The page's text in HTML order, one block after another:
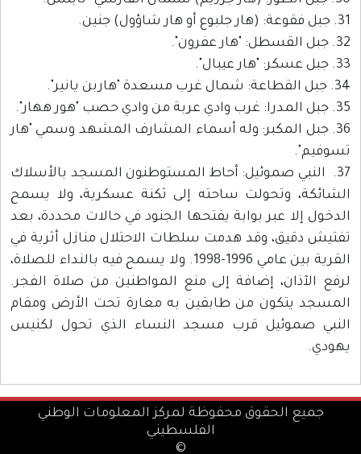
31. جبل فقوعة: (هار جلبوع أو هار شاؤول) جنين.
32. جبل القسطل: "هار عفرون".
33. جبل عسكر: "هار عيبال".
34. جبل القطاعة: شمال غرب مسعدة "هاربن يانير".
35. جبل المدرا: غرب وادي عربة من وادي حصب "هور ههار".
36. جبل المكبر: وله أسماء المشارف المشهد وسمي "هار
تسوفيم".
37. النبي صموئيل: أحاط المستوطنون المسجد بالأسلاك
الشائكة، وتحولت ساحته إلى ثكنة عسكرية، ولا يسمح
الدخول إلا عبر بوابة يفتحها الجنود في حالات محددة، بعد
تفتيش دقيق، وقد هدمت سلطات الاحتلال منازل أثرية في
القرية بين عامي 1996-1998. ولا يسمح فيه بالنداء للصلاة،
لرفع الآذان، إضافة إلى منع المواطنين من صلاة الفجر.
المسجد يتكون من طابقين به مغارة تحت الأرض ومقام
النبي صموئيل قرب مسجد النساء الذي تحول لكنيس
يهودي.
جميع الحقوق محفوظة لمركز المعلومات الوطني
الفلسطيني
©